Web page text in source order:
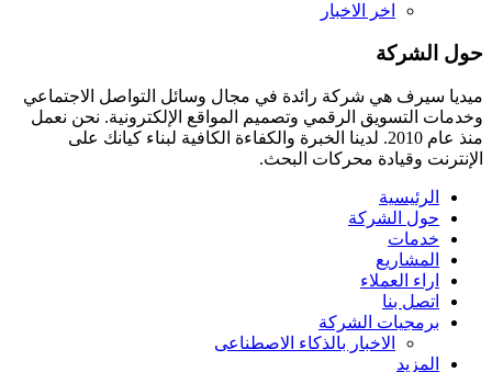
اخر الاخبار
حول الشركة
ميديا ​​سيرف هي شركة رائدة في مجال وسائل التواصل الاجتماعي
وخدمات التسويق الرقمي وتصميم المواقع الإلكترونية. نحن نعمل
منذ عام 2010. لدينا الخبرة والكفاءة الكافية لبناء كيانك على
الإنترنت وقيادة محركات البحث.
الرئيسية
حول الشركة
خدمات
المشاريع
اراء العملاء
اتصل بنا
برمجيات الشركة
الاخبار بالذكاء الاصطناعى
المزيد